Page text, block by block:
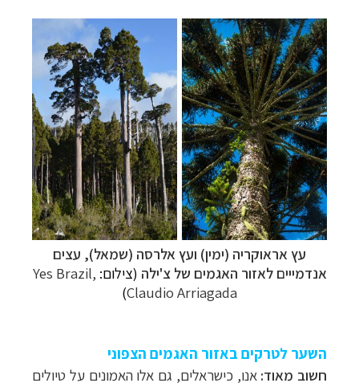
עץ אראוקריה (ימין) ועץ אלרסה (שמאל), עצים
אנדמייים לאזור האגמים של צ'ילה (צילום: Yes Brazil,
Claudio Arriagada
)
השער לטרקים באזור האגמים הצפוני
חשוב מאוד:אנו, כישראלים, גם אלו האמונים על טיולים